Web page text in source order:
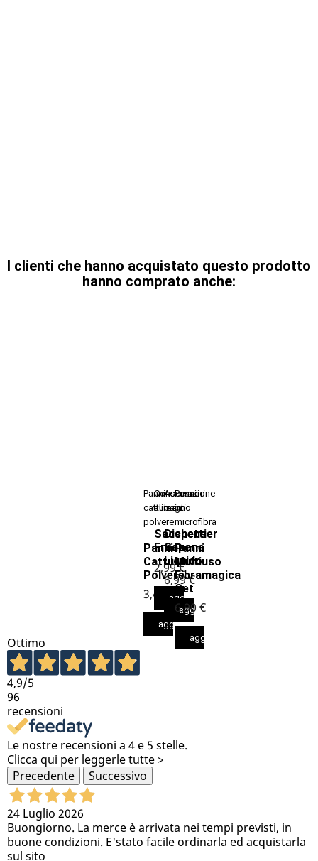
I clienti che hanno acquistato questo prodotto
hanno comprato anche:
Panni
cattura
polvere
Panni
Cattura
Polvere...
3,49 €
aggiungi al carrello
Conservazione
alimenti
Sacchetti
Freezer...
2,99 €
aggiungi al carrello
Accessori
bagno
Dispenser
Sapone
Liquido
6,99 €
aggiungi al carrello
Panni
in
microfibra
Panni
Multiuso
Fibramagica
Set
6,90 €
aggiungi al carrello
Ottimo
4,9/5
96
recensioni
Le nostre recensioni a 4 e 5 stelle.
Clicca qui per leggerle tutte >
Precedente
Successivo
24 Luglio 2026
Buongiorno. La merce è arrivata nei tempi previsti, in
buone condizioni. E'stato facile ordinarla ed acquistarla
sul sito